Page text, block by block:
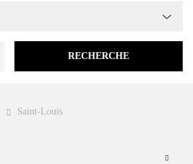
RECHERCHE
Saint-Louis